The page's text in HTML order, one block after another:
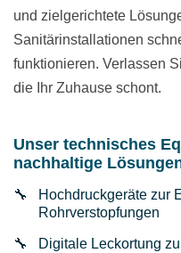
und zielgerichtete
Sanitärinstallationen
funktionieren. Verlassen
die Ihr Zuhause schont.
Unser technisches
nachhaltige
Hochdruckgeräte zur
Rohrverstopfungen
Digitale Leckortung